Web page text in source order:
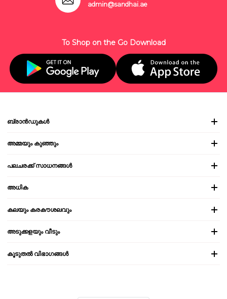
admin@sandhai.ae
To Shop on the Go Download
ബ്രാൻഡുകൾ
അമ്മയും കുഞ്ഞും
പലചരക്ക് സാധനങ്ങൾ
അധിക
കലയും കരകൗശലവും
അടുക്കളയും വീടും
കൂടുതൽ വിഭാഗങ്ങൾ